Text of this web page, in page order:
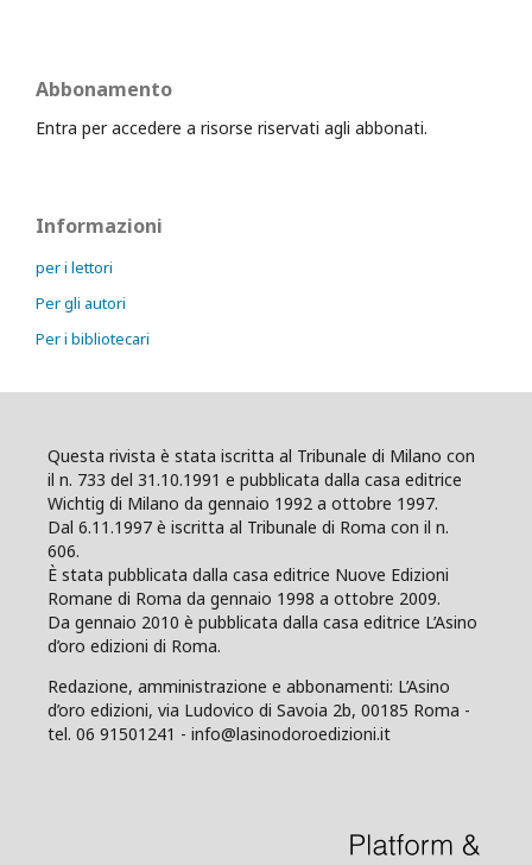
Abbonamento
Entra per accedere a risorse riservati agli abbonati.
Informazioni
per i lettori
Per gli autori
Per i bibliotecari
Questa rivista è stata iscritta al Tribunale di Milano con
il n. 733 del 31.10.1991 e pubblicata dalla casa editrice
Wichtig di Milano da gennaio 1992 a ottobre 1997.
Dal 6.11.1997 è iscritta al Tribunale di Roma con il n.
606.
È stata pubblicata dalla casa editrice Nuove Edizioni
Romane di Roma da gennaio 1998 a ottobre 2009.
Da gennaio 2010 è pubblicata dalla casa editrice L’Asino
d’oro edizioni di Roma.
Redazione, amministrazione e abbonamenti: L’Asino
d’oro edizioni, via Ludovico di Savoia 2b, 00185 Roma -
tel. 06 91501241 - info@lasinodoroedizioni.it